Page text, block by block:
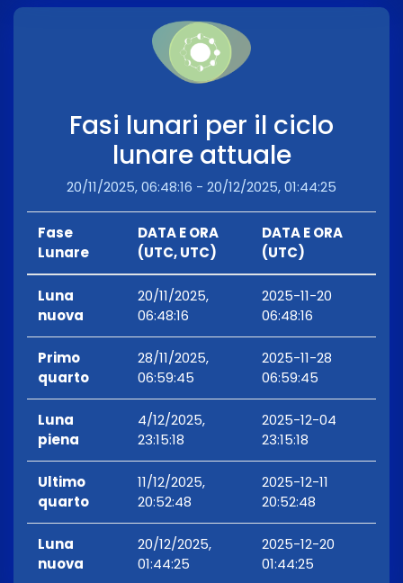
Fasi lunari per il ciclo
lunare attuale
20/11/2025, 06:48:16 - 20/12/2025, 01:44:25
Fase
Lunare
DATA E ORA
(UTC, UTC)
DATA E ORA
(UTC)
Luna
nuova
20/11/2025,
06:48:16
2025-11-20
06:48:16
Primo
quarto
28/11/2025,
06:59:45
2025-11-28
06:59:45
Luna
piena
4/12/2025,
23:15:18
2025-12-04
23:15:18
Ultimo
quarto
11/12/2025,
20:52:48
2025-12-11
20:52:48
Luna
nuova
20/12/2025,
01:44:25
2025-12-20
01:44:25